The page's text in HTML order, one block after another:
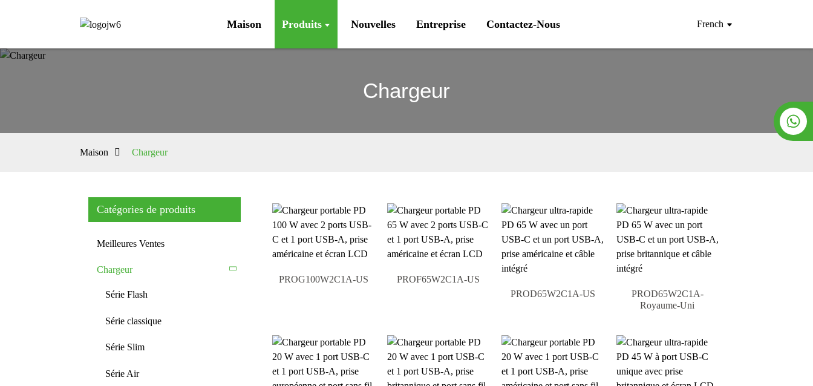
Maison Produits Nouvelles Entreprise Contactez-Nous French
Chargeur
Maison Chargeur
Catégories de produits
Meilleures Ventes
Chargeur
Série Flash
Série classique
Série Slim
Série Air
PROG100W2C1A-US
PROF65W2C1A-US
PROD65W2C1A-US
PROD65W2C1A-
Royaume-Uni